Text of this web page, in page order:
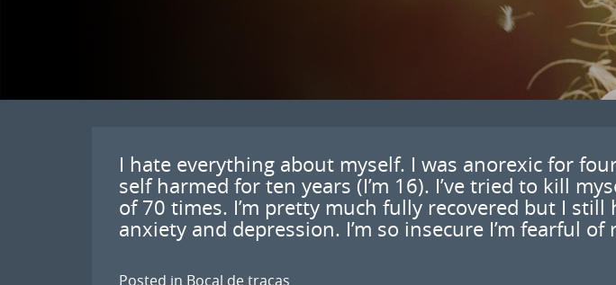
I hate everything about myself. I was anorexic for
self harmed for ten years (I’m 16). I’ve tried to kill
of 70 times. I’m pretty much fully recovered but I still
anxiety and depression. I’m so insecure I’m fearful of
Posted in Bocal de tracas